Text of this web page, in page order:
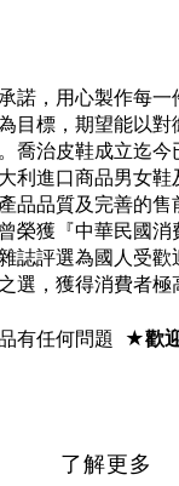
諾，用心製作每一
目標，期望能以
喬治皮鞋成立迄
利進口商品男女鞋
品品質及完善的售
榮獲『中華民國
誌評選為國人受
選，獲得消費者極
有任何問題
★歡
了解更多